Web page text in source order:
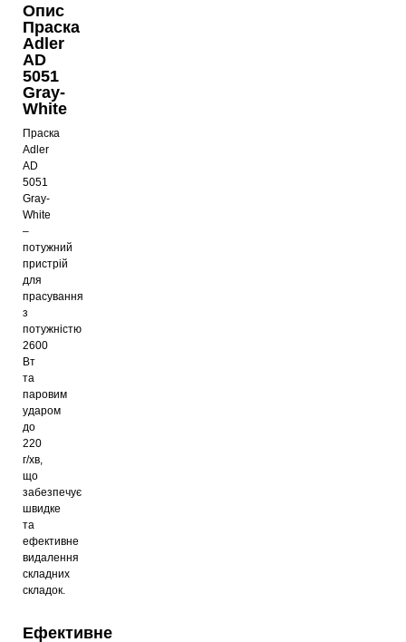
Опис
Праска
Adler
AD
5051
Gray-
White
Праска
Adler
AD
5051
Gray-
White
–
потужний
пристрій
для
прасування
з
потужністю
2600
Вт
та
паровим
ударом
до
220
г/хв,
що
забезпечує
швидке
та
ефективне
видалення
складних
складок.
Ефективне